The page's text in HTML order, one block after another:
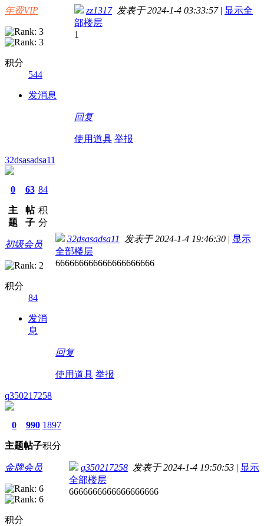
年费VIP
积分
544
发消息
zz1317发表于 2024-1-4 03:33:57 | 显示全
部楼层
1
回复
使用道具 举报
32dsasadsa11
0
主
题
63
帖
子
84
积
分
初级会员
积分
84
发消
息
32dsasadsa11 发表于 2024-1-4 19:46:30 | 显示
全部楼层
666666666666666666666
回复
使用道具 举报
q350217258
0
主题
990
帖子
1897
积分
金牌会员
积分
q350217258 发表于 2024-1-4 19:50:53 | 显示
全部楼层
6666666666666666666